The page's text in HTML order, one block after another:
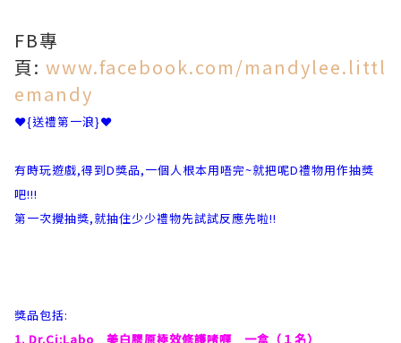
FB專
頁: www.facebook.com/mandylee.littl
emandy
❤{送禮第一浪}❤
有時玩遊戲,得到D獎品,一個人根本用唔完~就把呢D禮物用作抽獎
吧!!!
第一次攪抽獎,就抽住少少禮物先試試反應先啦!!
獎品包括:
1. Dr.Ci:Labo 美白膠原極效修護啫喱 一盒（１名）